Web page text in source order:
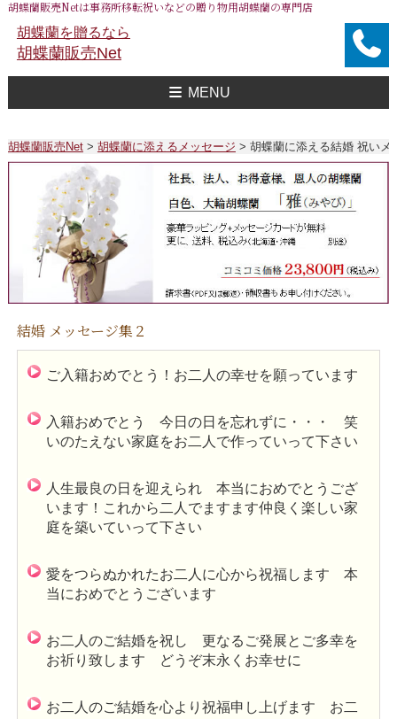
胡蝶蘭販売Netは事務所移転祝いなどの贈り物用胡蝶蘭の専門店
胡蝶蘭を贈るなら
胡蝶蘭販売Net
MENU
胡蝶蘭販売Net> 胡蝶蘭に添えるメッセージ > 胡蝶蘭に添える結婚 祝いメ
結婚 メッセージ集２
ご入籍おめでとう！お二人の幸せを願っています
入籍おめでとう 今日の日を忘れずに・・・ 笑
いのたえない家庭をお二人で作っていって下さい
人生最良の日を迎えられ 本当におめでとうござ
います！これから二人でますます仲良く楽しい家
庭を築いていって下さい
愛をつらぬかれたお二人に心から祝福します 本
当におめでとうございます
お二人のご結婚を祝し 更なるご発展とご多幸を
お祈り致します どうぞ末永くお幸せに
お二人のご結婚を心より祝福申し上げます お二